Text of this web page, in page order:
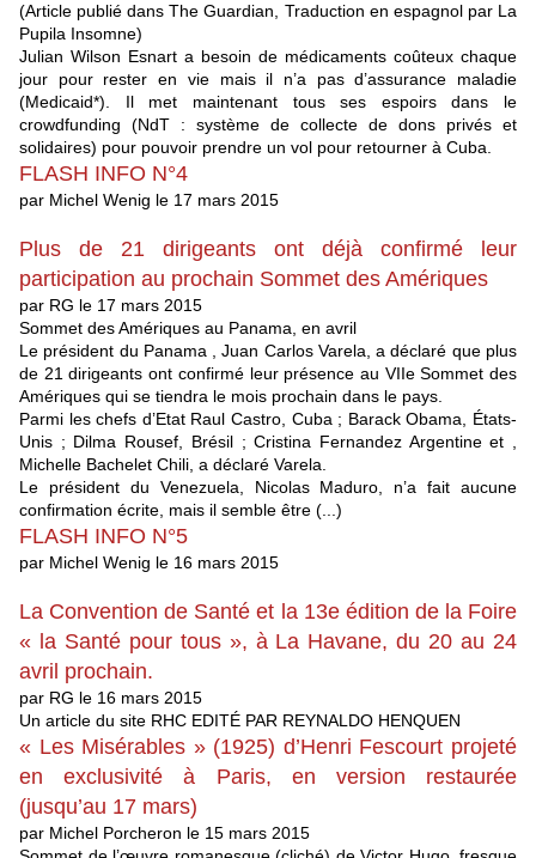
(Article publié dans The Guardian, Traduction en espagnol par La
Pupila Insomne)
Julian Wilson Esnart a besoin de médicaments coûteux chaque
jour pour rester en vie mais il n’a pas d’assurance maladie
(Medicaid*). Il met maintenant tous ses espoirs dans le
crowdfunding (NdT : système de collecte de dons privés et
solidaires) pour pouvoir prendre un vol pour retourner à Cuba.
FLASH INFO N°4
par Michel Wenig le 17 mars 2015
Plus de 21 dirigeants ont déjà confirmé leur
participation au prochain Sommet des Amériques
par RG le 17 mars 2015
Sommet des Amériques au Panama, en avril
Le président du Panama , Juan Carlos Varela, a déclaré que plus
de 21 dirigeants ont confirmé leur présence au VIIe Sommet des
Amériques qui se tiendra le mois prochain dans le pays.
Parmi les chefs d’Etat Raul Castro, Cuba ; Barack Obama, États-
Unis ; Dilma Rousef, Brésil ; Cristina Fernandez Argentine et ,
Michelle Bachelet Chili, a déclaré Varela.
Le président du Venezuela, Nicolas Maduro, n’a fait aucune
confirmation écrite, mais il semble être (...)
FLASH INFO N°5
par Michel Wenig le 16 mars 2015
La Convention de Santé et la 13e édition de la Foire
« la Santé pour tous », à La Havane, du 20 au 24
avril prochain.
par RG le 16 mars 2015
Un article du site RHC EDITÉ PAR REYNALDO HENQUEN
« Les Misérables » (1925) d’Henri Fescourt projeté
en exclusivité à Paris, en version restaurée
(jusqu’au 17 mars)
par Michel Porcheron le 15 mars 2015